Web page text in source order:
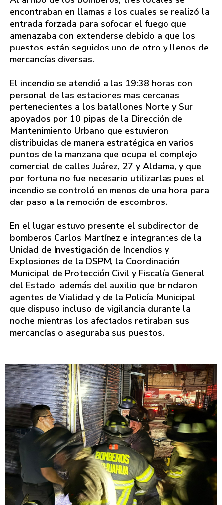
encontraban en llamas a los cuales se realizó la
entrada forzada para sofocar el fuego que
amenazaba con extenderse debido a que los
puestos están seguidos uno de otro y llenos de
mercancías diversas.
El incendio se atendió a las 19:38 horas con
personal de las estaciones mas cercanas
pertenecientes a los batallones Norte y Sur
apoyados por 10 pipas de la Dirección de
Mantenimiento Urbano que estuvieron
distribuidas de manera estratégica en varios
puntos de la manzana que ocupa el complejo
comercial de calles Juárez, 27 y Aldama, y que
por fortuna no fue necesario utilizarlas pues el
incendio se controló en menos de una hora para
dar paso a la remoción de escombros.
En el lugar estuvo presente el subdirector de
bomberos Carlos Martínez e integrantes de la
Unidad de Investigación de Incendios y
Explosiones de la DSPM, la Coordinación
Municipal de Protección Civil y Fiscalía General
del Estado, además del auxilio que brindaron
agentes de Vialidad y de la Policía Municipal
que dispuso incluso de vigilancia durante la
noche mientras los afectados retiraban sus
mercancías o aseguraba sus puestos.